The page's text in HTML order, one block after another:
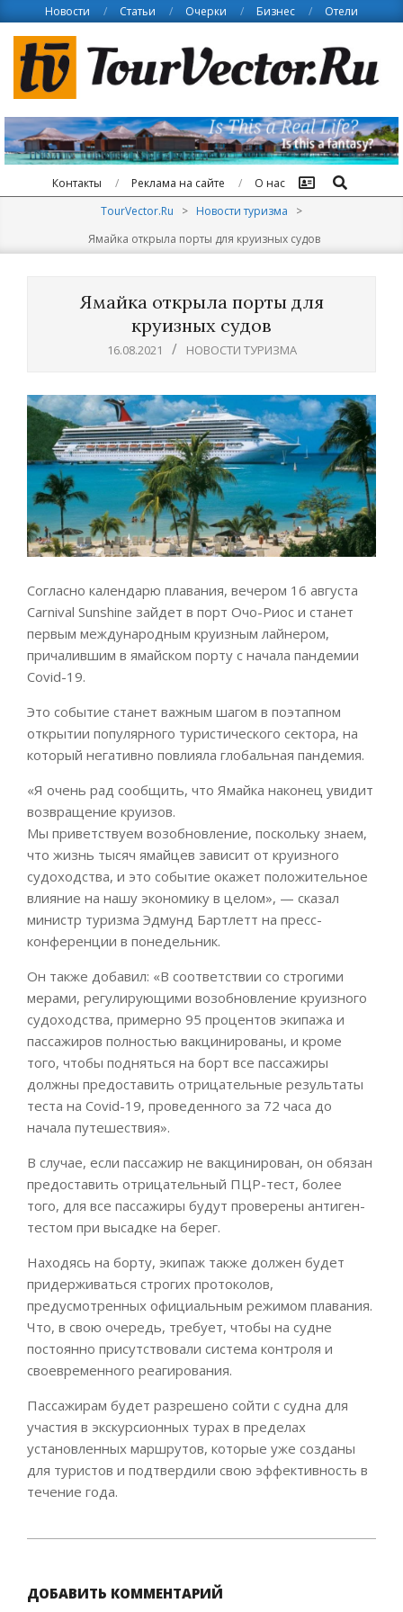
content
Новости Статьи Очерки Бизнес Отели
Контакты Реклама на сайте О нас Поиск
TourVector.Ru > Новости туризма
>
Ямайка открыла порты для круизных судов
Ямайка открыла порты для
круизных судов
16.08.2021 НОВОСТИ ТУРИЗМА
Согласно календарю плавания, вечером 16 августа
Carnival Sunshine зайдет в порт Очо-Риос и станет
первым международным круизным лайнером,
причалившим в ямайском порту с начала пандемии
Covid-19.
Это событие станет важным шагом в поэтапном
открытии популярного туристического сектора, на
который негативно повлияла глобальная пандемия.
«Я очень рад сообщить, что Ямайка наконец увидит
возвращение круизов.
Мы приветствуем возобновление, поскольку знаем,
что жизнь тысяч ямайцев зависит от круизного
судоходства, и это событие окажет положительное
влияние на нашу экономику в целом», — сказал
министр туризма Эдмунд Бартлетт на пресс-
конференции в понедельник.
Он также добавил: «В соответствии со строгими
мерами, регулирующими возобновление круизного
судоходства, примерно 95 процентов экипажа и
пассажиров полностью вакцинированы, и кроме
того, чтобы подняться на борт все пассажиры
должны предоставить отрицательные результаты
теста на Covid-19, проведенного за 72 часа до
начала путешествия».
В случае, если пассажир не вакцинирован, он обязан
предоставить отрицательный ПЦР-тест, более
того, для все пассажиры будут проверены антиген-
тестом при высадке на берег.
Находясь на борту, экипаж также должен будет
придерживаться строгих протоколов,
предусмотренных официальным режимом плавания.
Что, в свою очередь, требует, чтобы на судне
постоянно присутствовали система контроля и
своевременного реагирования.
Пассажирам будет разрешено сойти с судна для
участия в экскурсионных турах в пределах
установленных маршрутов, которые уже созданы
для туристов и подтвердили свою эффективность в
течение года.
16
ДОБАВИТЬ КОММЕНТАРИЙ